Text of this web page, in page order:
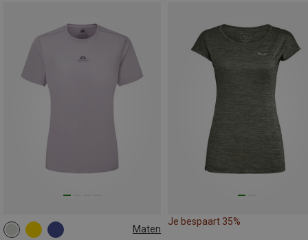
Maten
XS S M
Je bespaart 35%